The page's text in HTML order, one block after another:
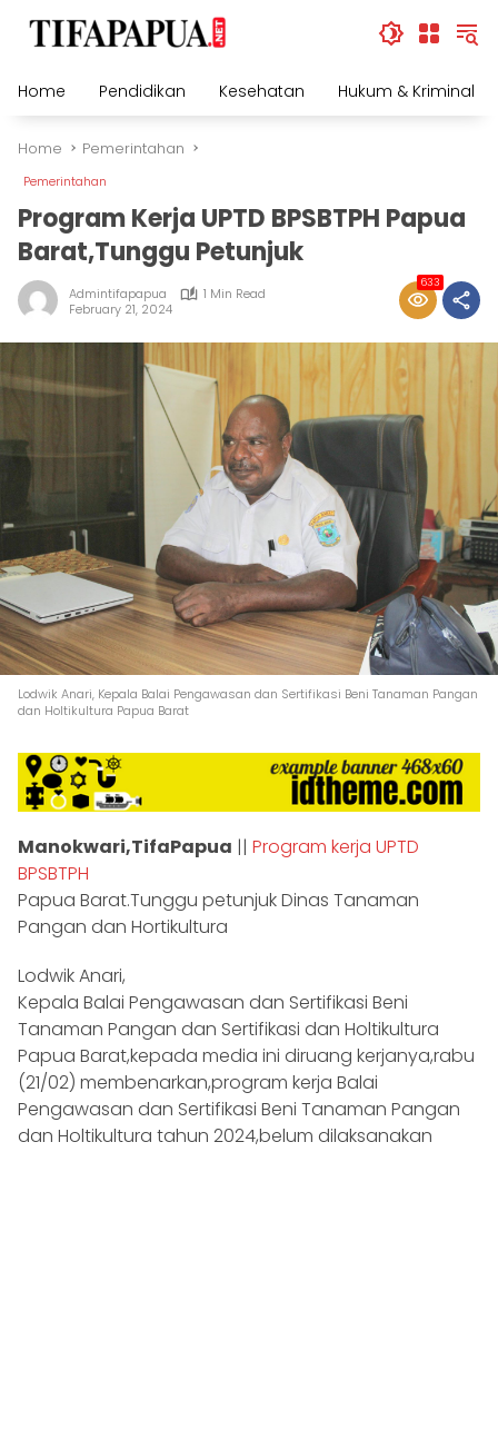
Home
Pendidikan Kesehatan Hukum & Kriminal
Home Pemerintahan
Pemerintahan
Program Kerja UPTD BPSBTPH Papua
Barat,Tunggu Petunjuk
Admintifapapua
1 Min Read
February 21, 2024
633
Lodwik Anari, Kepala Balai Pengawasan dan Sertifikasi Beni Tanaman Pangan
dan Holtikultura Papua Barat
Manokwari,TifaPapua || Program kerja UPTD
BPSBTPH
Papua Barat.Tunggu petunjuk Dinas Tanaman
Pangan dan Hortikultura
Lodwik Anari,
Kepala Balai Pengawasan dan Sertifikasi Beni
Tanaman Pangan dan Sertifikasi dan Holtikultura
Papua Barat,kepada media ini diruang kerjanya,rabu
(21/02) membenarkan,program kerja Balai
Pengawasan dan Sertifikasi Beni Tanaman Pangan
dan Holtikultura tahun 2024,belum dilaksanakan